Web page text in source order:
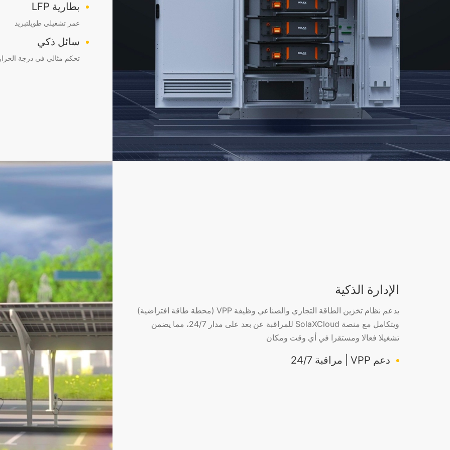
بطارية LFP
عمر تشغيلي طويلتبريد
سائل ذكي
تحكم مثالي في درجة
الإدارة الذكية
يدعم نظام تخزين الطاقة التجاري والصناعي وظيفة VPP (محطة طاقة افتراضية)
ويتكامل مع منصة SolaXCloud للمراقبة عن بعد على مدار 24/7، مما يضمن
تشغيلا فعالا ومستقرا في أي وقت ومكان
دعم VPP | مراقبة 24/7